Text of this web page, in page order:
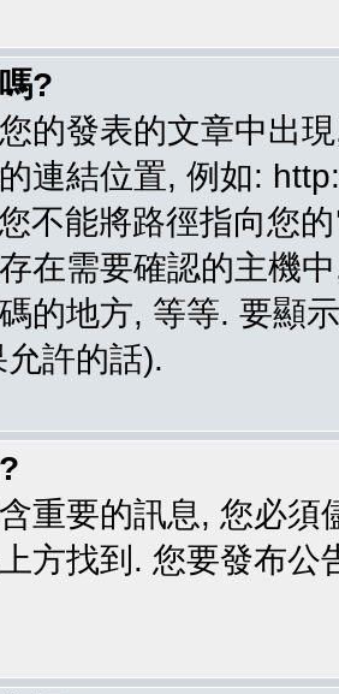
?
的發表的文章中出
連結位置, 例如:
不能將路徑指向您
在需要確認的主機
的地方, 等等. 要顯
許的話).
重要的訊息, 您必
方找到. 您要發布